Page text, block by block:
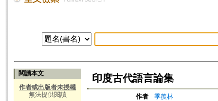
閱讀本文
作者或出版者未授權
無法提供閱讀
印度古代語言論集
作者
季羨林